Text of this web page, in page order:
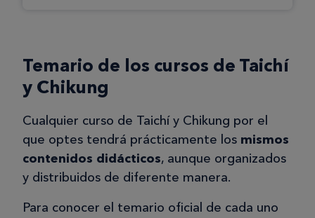
Temario de los cursos de Taichí
y Chikung
Cualquier curso de Taichí y Chikung por el
que optes tendrá prácticamente los mismos
contenidos didácticos, aunque organizados
y distribuidos de diferente manera.
Para conocer el temario oficial de cada uno